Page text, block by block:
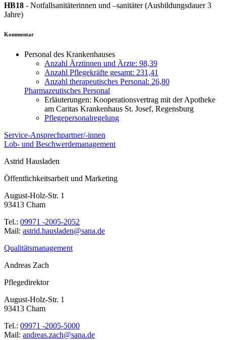
HB18 - Notfallsanitäterinnen und –sanitäter (Ausbildungsdauer 3
Jahre)
Kommentar
Personal des Krankenhauses
Anzahl Ärztinnen und Ärzte: 98,39
Anzahl Pflegekräfte gesamt: 231,41
Anzahl therapeutisches Personal: 26,80
Pharmazeutisches Personal
Erläuterungen: Kooperationsvertrag mit der Apotheke
am Caritas Krankenhaus St. Josef, Regensburg
Pflegepersonalregelung
Service-Ansprechpartner/-innen
Lob- und Beschwerdemanagement
Astrid Hausladen
Öffentlichkeitsarbeit und Marketing
August-Holz-Str. 1
93413 Cham
Tel.: 09971 -2005-2052
Mail: ed.anas@nedalsuah.dirtsa
Qualitätsmanagement
Andreas Zach
Pflegedirektor
August-Holz-Str. 1
93413 Cham
Tel.: 09971 -2005-5000
Mail: ed.anas@hcaz.saerdna